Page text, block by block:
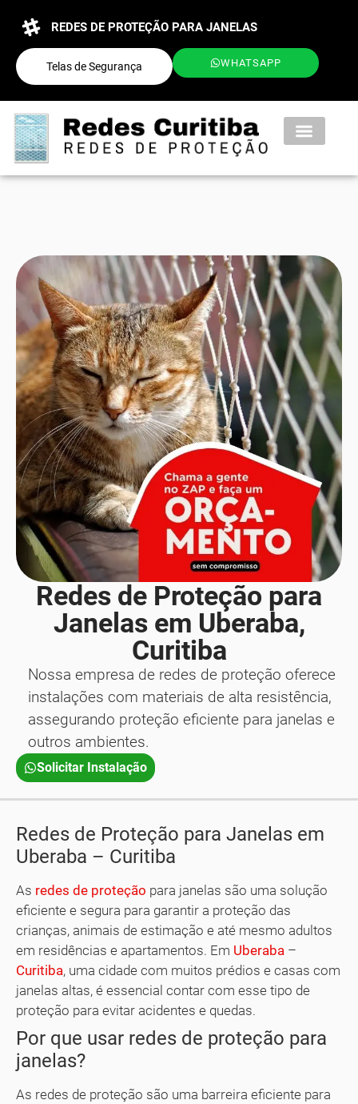
REDES DE PROTEÇÃO PARA JANELAS
Telas de Segurança WHATSAPP
Redes de Proteção para
Janelas em Uberaba,
Curitiba
Nossa empresa de redes de proteção oferece
instalações com materiais de alta resistência,
assegurando proteção eficiente para janelas e
outros ambientes.
Solicitar Instalação
Redes de Proteção para Janelas em
Uberaba – Curitiba
As redes de proteção para janelas são uma solução
eficiente e segura para garantir a proteção das
crianças, animais de estimação e até mesmo adultos
em residências e apartamentos. Em Uberaba –
Curitiba, uma cidade com muitos prédios e casas com
janelas altas, é essencial contar com esse tipo de
proteção para evitar acidentes e quedas.
Por que usar redes de proteção para
janelas?
As redes de proteção são uma barreira eficiente para